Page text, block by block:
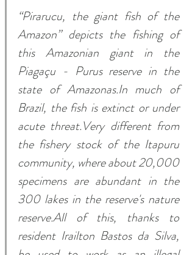
“Pirarucu, the giant fish of the
Amazon” depicts the fishing of
this Amazonian giant in the
Piagaçu - Purus reserve in the
state of Amazonas.In much of
Brazil, the fish is extinct or under
acute threat.Very different from
the fishery stock of the Itapuru
community, where about 20,000
specimens are abundant in the
300 lakes in the reserve's nature
reserve.All of this, thanks to
resident Irailton Bastos da Silva,